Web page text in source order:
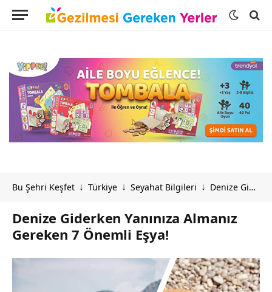
Bu Şehri Keşfet ↓ Türkiye ↓ Seyahat Bilgileri ↓ Denize Giderken Yanınıza Almanız Gereken 7 Önemli Eşya!
Denize Giderken Yanınıza Almanız
Gereken 7 Önemli Eşya!